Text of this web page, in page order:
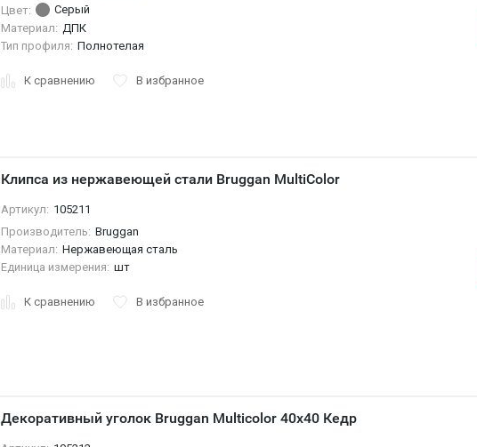
Цвет:
Серый
Материал: ДПК
Тип профиля: Полнотелая
К сравнению В избранное
Клипса из нержавеющей стали Bruggan MultiColor
Артикул: 105211
Производитель: Bruggan
Материал: Нержавеющая сталь
Единица измерения: шт
К сравнению В избранное
Декоративный уголок Bruggan Multicolor 40х40 Кедр